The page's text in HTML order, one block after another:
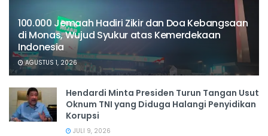
100.000 Jemaah Hadiri Zikir dan Doa Kebangsaan
di Monas, Wujud Syukur atas Kemerdekaan
Indonesia
AGUSTUS 1, 2026
Hendardi Minta Presiden Turun Tangan Usut
Oknum TNI yang Diduga Halangi Penyidikan
Korupsi
JULI 9, 2026